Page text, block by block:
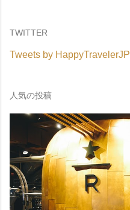
TWITTER
Tweets by HappyTravelerJP
人気の投稿